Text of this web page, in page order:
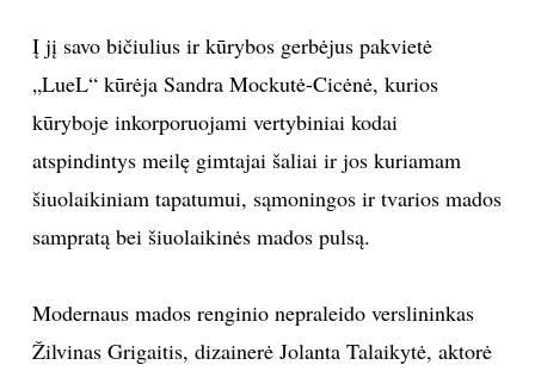
MUZIKA
TEATRAS
MENAS
Į jį savo bičiulius ir kūrybos gerbėjus pakvietė
„LueL“ kūrėja Sandra Mockutė-Cicėnė, kurios
kūryboje inkorporuojami vertybiniai kodai
atspindintys meilę gimtajai šaliai ir jos kuriamam
šiuolaikiniam tapatumui, sąmoningos ir tvarios mados
sampratą bei šiuolaikinės mados pulsą.
Modernaus mados renginio nepraleido verslininkas
Žilvinas Grigaitis, dizainerė Jolanta Talaikytė, aktorė